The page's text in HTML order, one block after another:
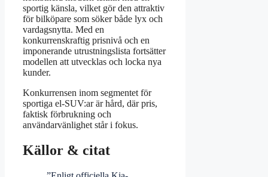
sportig känsla, vilket gör den attraktiv
för bilköpare som söker både lyx och
vardagsnytta. Med en
konkurrenskraftig prisnivå och en
imponerande utrustningslista fortsätter
modellen att utvecklas och locka nya
kunder.
Konkurrensen inom segmentet för
sportiga el-SUV:ar är hård, där pris,
faktisk förbrukning och
användarvänlighet står i fokus.
Källor & citat